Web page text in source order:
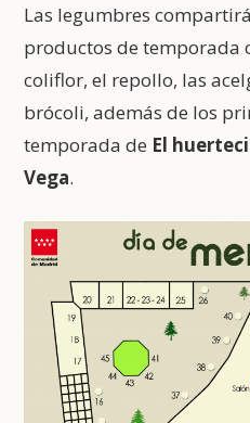
Las legumbres
productos de temporada
coliflor, el repollo, las
brócoli, además de los
temporada de El
Vega.